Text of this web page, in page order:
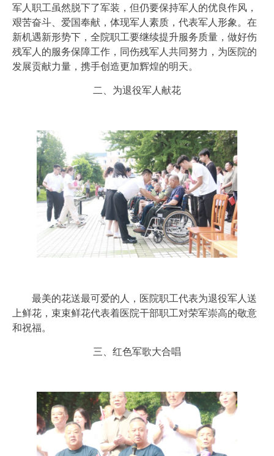
军人职工虽然脱下了军装，但仍要保持军人的优良作风，
艰苦奋斗、爱国奉献，体现军人素质，代表军人形象。在
新机遇新形势下，全院职工要继续提升服务质量，做好伤
残军人的服务保障工作，同伤残军人共同努力，为医院的
发展贡献力量，携手创造更加辉煌的明天。
二、为退役军人献花
最美的花送最可爱的人，医院职工代表为退役军人送
上鲜花，束束鲜花代表着医院干部职工对荣军崇高的敬意
和祝福。
三、红色军歌大合唱